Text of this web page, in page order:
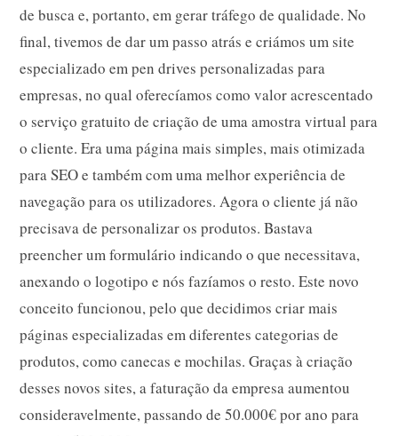
de busca e, portanto, em gerar tráfego de qualidade. No
final, tivemos de dar um passo atrás e criámos um site
especializado empen drives personalizadas para
empresas, no qual oferecíamos como valor acrescentado
o serviço gratuito de criação de uma amostra virtual para
o cliente. Era uma página mais simples, mais otimizada
para SEO e também com uma melhor experiência de
navegação para os utilizadores. Agora o cliente já não
precisava de personalizar os produtos. Bastava
preencher um formulário indicando o que necessitava,
anexando o logotipo e nós fazíamos o resto. Este novo
conceito funcionou, pelo que decidimos criar mais
páginas especializadas em diferentes categorias de
produtos, como canecas e mochilas. Graças à criação
desses novos sites, a faturação da empresa aumentou
consideravelmente, passando de 50.000€ por ano para